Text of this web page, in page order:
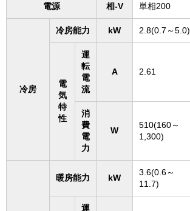
電源 相-V 単相200
冷房
冷房能力 kW 2.8(0.7～5.0)
電
気
特
性
運
転
電
流
A 2.61
消
費
電
力
W
510(160～
1,300)
暖房能力 kW
3.6(0.6～
11.7)
運